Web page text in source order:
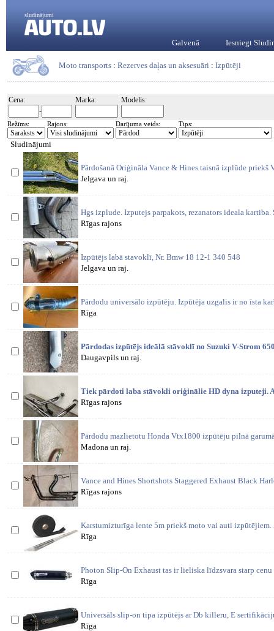
sludinājumi
Galvenā Iesniegt
Moto transports : Rezerves daļas un aksesuāri : Izpūtēji
Cena:
-
Marka: Modelis:
Režīms: Rajons: Darījuma veids: Tips:
Sludinājumi
Pārdošanā Oriģināla Vance & Hines taisnā izplūde
Jelgava un raj.
Hgs izplude. Izputejs parpakots, rezanators ideala kartiba.
Rīgas rajons
Izpūtējs labā stavoklī, Nr. Bmw 18 12-1 340 548
Jelgava un raj.
Pārdodu universālo izpūtēju. Izpūtēja uzgalis ir no īsta
Rīga
Pārdodas izpūtējs ideālā stāvoklī no Suzuki V-Strom
Daugavpils un raj.
Tiek pārdoti laba stāvokli oriģinālie HD dyna izputeji.
Rīgas rajons
Pārdodu mazlietotu Honda Vtx1800 izpūtēju pilnā
Madona un raj.
Vance and Hines Shortshots Staggered Exhaust Black
Rīgas rajons
Karstumizturīga lente 5m priekš moto vai auti
Rīga
Photon Slip-On Exhaust tas ir lieliska līdzsvara starp
Rīga
Universāls slip-on tipa izpūtējs ar Db killeru, E
Rīga